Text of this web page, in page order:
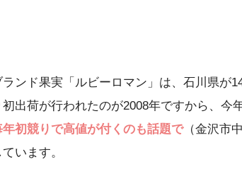
ンド果実「ルビーロマン」は、石川県が
出荷が行われたのが2008年ですから、今
年初競りで高値が付くのも話題で（金沢市
います。